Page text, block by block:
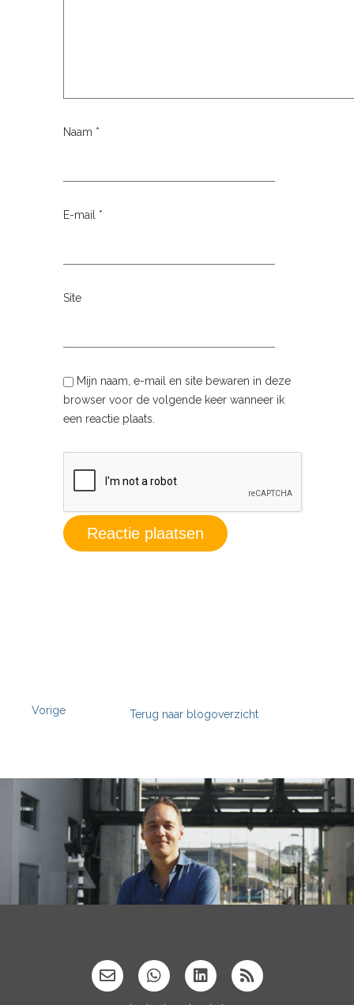
Naam *
E-mail *
Site
Mijn naam, e-mail en site bewaren in deze
browser voor de volgende keer wanneer ik
een reactie plaats.
Vorige Terug naar blogoverzicht